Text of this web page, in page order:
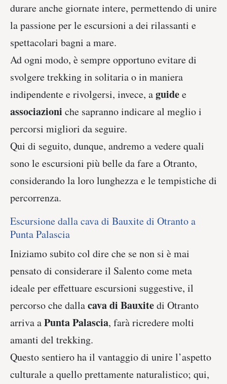
durare anche giornate intere, permettendo di unire
la passione per le escursioni a dei rilassanti e
spettacolari bagni a mare.
Ad ogni modo, è sempre opportuno evitare di
svolgere trekking in solitaria o in maniera
indipendente e rivolgersi, invece, aguidee
associazioni che sapranno indicare al meglio i
percorsi migliori da seguire.
Qui di seguito, dunque, andremo a vedere quali
sono le escursioni più belle da fare a Otranto,
considerando la loro lunghezza e le tempistiche di
percorrenza.
Escursione dalla cava di Bauxite di Otranto a
Punta Palascia
Iniziamo subito col dire che se non si è mai
pensato di considerare il Salento come meta
ideale per effettuare escursioni suggestive, il
percorso che dallacava di Bauxitedi Otranto
arriva aPunta Palascia, farà ricredere molti
amanti del trekking.
Questo sentiero ha il vantaggio di unire l’aspetto
culturale a quello prettamente naturalistico; qui,